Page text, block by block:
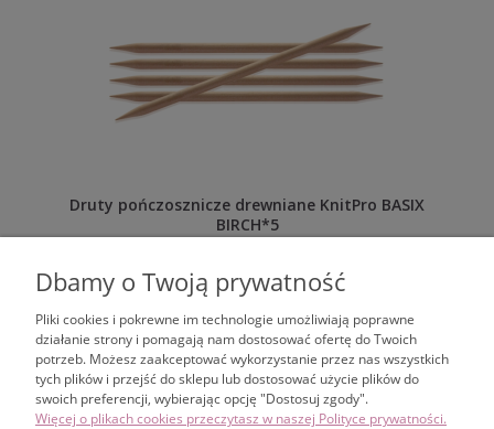
Druty pończosznicze drewniane KnitPro BASIX
BIRCH*5
KOSZYK
ZAKUPY
Dbamy o Twoją prywatność
Pliki cookies i pokrewne im technologie umożliwiają poprawne
działanie strony i pomagają nam dostosować ofertę do Twoich
potrzeb. Możesz zaakceptować wykorzystanie przez nas wszystkich
tych plików i przejść do sklepu lub dostosować użycie plików do
swoich preferencji, wybierając opcję "Dostosuj zgody".
Więcej o plikach cookies przeczytasz w naszej Polityce prywatności.